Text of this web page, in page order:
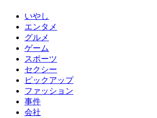
いやし
エンタメ
グルメ
ゲーム
スポーツ
セクシー
ピックアップ
ファッション
事件
会社